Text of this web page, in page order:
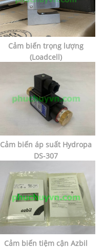
Cảm biến trọng lượng
(Loadcell)
Cảm biến áp suất Hydropa
DS-307
Cảm biến tiệm cận Azbil